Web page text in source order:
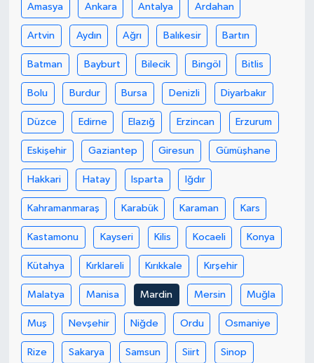
Amasya Ankara Antalya Ardahan
Artvin Aydın Ağrı Balıkesir Bartın
Batman Bayburt Bilecik Bingöl Bitlis
Bolu Burdur Bursa Denizli Diyarbakır
Düzce Edirne Elazığ Erzincan Erzurum
Eskişehir Gaziantep Giresun Gümüşhane
Hakkari Hatay Isparta Iğdır
Kahramanmaraş Karabük Karaman Kars
Kastamonu Kayseri Kilis Kocaeli Konya
Kütahya Kırklareli Kırıkkale Kırşehir
Malatya Manisa Mardin Mersin Muğla
Muş Nevşehir Niğde Ordu Osmaniye
Rize Sakarya Samsun Siirt Sinop